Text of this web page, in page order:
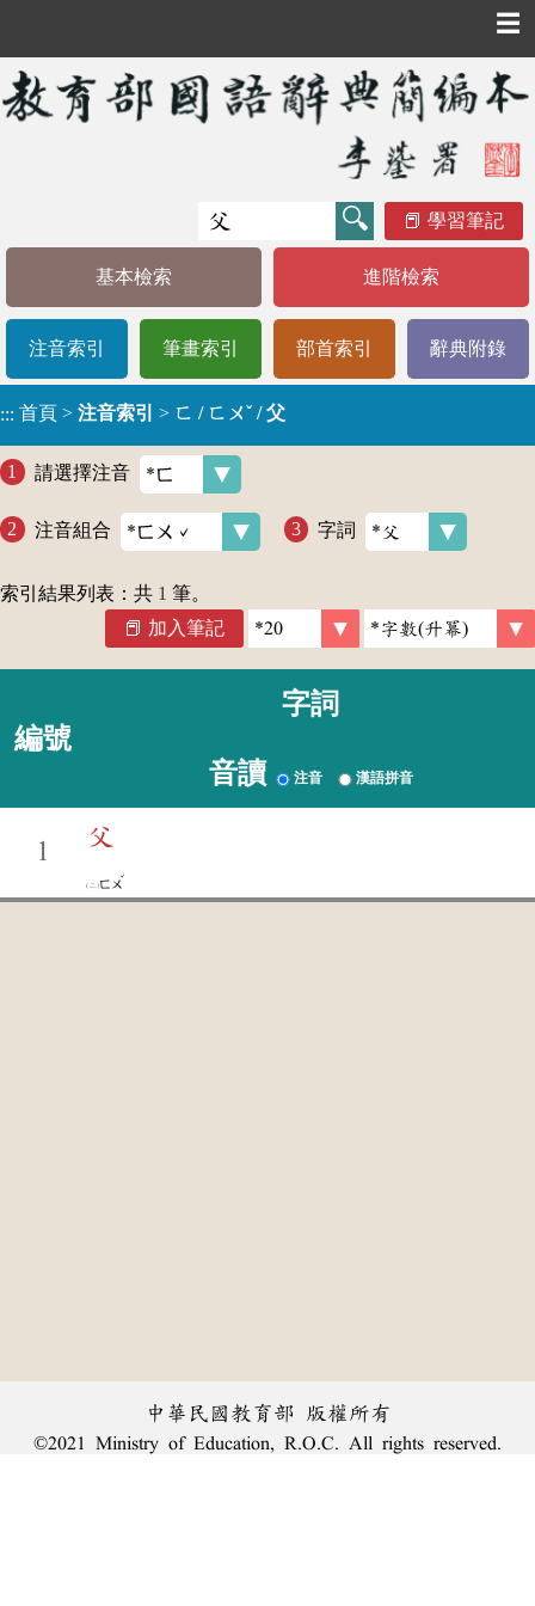
☰
學習筆記
基本檢索 進階檢索
注音索引 筆畫索引 部首索引 辭典附錄
::: 首頁 > 注音索引 > ㄈ / ㄈㄨˇ / 父
請選擇注音
注音組合 字詞
索引結果列表：共 1 筆。
加入筆記
編號
字詞
音讀 注音 漢語拼音
1
父
ㄈㄨ
ˇ
中華民國教育部 版權所有
©2021 Ministry of Education, R.O.C. All rights reserved.